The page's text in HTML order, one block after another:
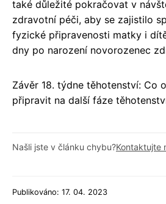
také důležité pokračovat v
zdravotní péči, aby se zajistilo
fyzické připravenosti matky i
dny po narození novorozenec
Závěr 18. týdne těhotenství: Co
připravit na další fáze
Našli jste v článku chybu?Kontaktujte
Publikováno: 17. 04. 2023